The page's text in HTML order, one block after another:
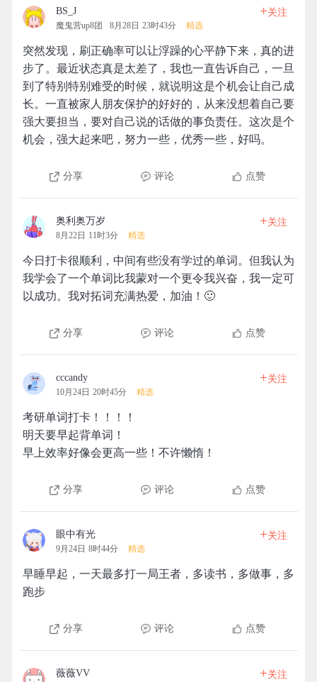
BS_J
魔鬼营up8团 8月28日 23时43分 精选
+关注
突然发现，刷正确率可以让浮躁的心平静下来，真的进
步了。最近状态真是太差了，我也一直告诉自己，一旦
到了特别特别难受的时候，就说明这是个机会让自己成
长。一直被家人朋友保护的好好的，从来没想着自己要
强大要担当，要对自己说的话做的事负责任。这次是个
机会，强大起来吧，努力一些，优秀一些，好吗。
分享 评论 点赞
奥利奥万岁
8月22日 11时3分 精选
+关注
今日打卡很顺利，中间有些没有学过的单词。但我认为
我学会了一个单词比我蒙对一个更令我兴奋，我一定可
以成功。我对拓词充满热爱，加油！🙂
分享 评论 点赞
cccandy
10月24日 20时45分 精选
+关注
考研单词打卡！！！！
明天要早起背单词！
早上效率好像会更高一些！不许懒惰！
分享 评论 点赞
眼中有光
9月24日 8时44分 精选
+关注
早睡早起，一天最多打一局王者，多读书，多做事，多
跑步
分享 评论 点赞
薇薇VV +关注